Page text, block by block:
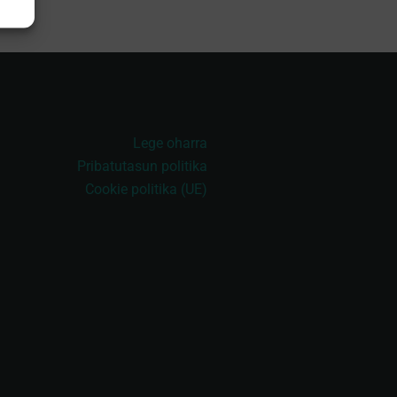
Lege oharra
Pribatutasun politika
Cookie politika (UE)